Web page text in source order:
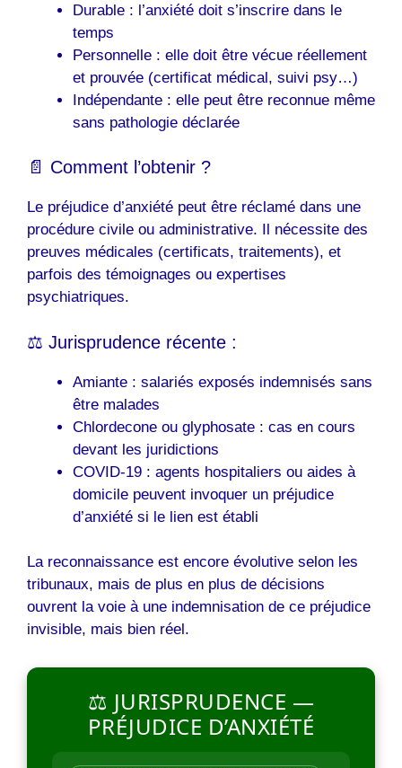
Durable : l’anxiété doit s’inscrire dans le
temps
Personnelle : elle doit être vécue réellement
et prouvée (certificat médical, suivi psy…)
Indépendante : elle peut être reconnue même
sans pathologie déclarée
📄 Comment l’obtenir ?
Le préjudice d’anxiété peut être réclamé dans une
procédure civile ou administrative. Il nécessite des
preuves médicales (certificats, traitements), et
parfois des témoignages ou expertises
psychiatriques.
⚖️ Jurisprudence récente :
Amiante : salariés exposés indemnisés sans
être malades
Chlordecone ou glyphosate : cas en cours
devant les juridictions
COVID-19 : agents hospitaliers ou aides à
domicile peuvent invoquer un préjudice
d’anxiété si le lien est établi
La reconnaissance est encore évolutive selon les
tribunaux, mais de plus en plus de décisions
ouvrent la voie à une indemnisation de ce préjudice
invisible, mais bien réel.
⚖️ JURISPRUDENCE —
PRÉJUDICE D’ANXIÉTÉ